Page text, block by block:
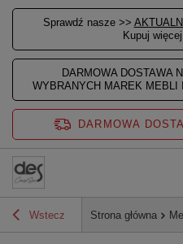
Sprawdź nasze >>
Kupuj
DARMOWA DOSTAWA
WYBRANYCH MAREK MEBLI
DARMOWA
Wstecz Strona główna